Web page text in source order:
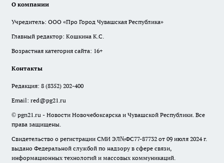
О компании
Учредитель: ООО «Про Город Чувашская Республика»
Главный редактор: Кошкина К.С.
Возрастная категория сайта: 16+
Контакты
Редакция: 8 (8352) 202-400
Email: red@pg21.ru
© pgn21.ru - Новости Новочебоксарска и Чувашской Республики. Все
права защищены.
Свидетельство о регистрации СМИ ЭЛ№ФС77-87732 от 09 июля 2024 г.
выдано Федеральной службой по надзору в сфере связи,
информационных технологий и массовых коммуникаций.